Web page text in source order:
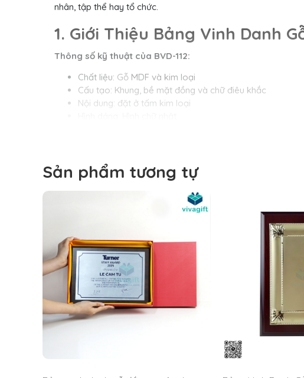
nhân, tập thể hay tổ chức.
1. Giới Thiệu Bảng Vinh Danh
Thông số kỹ thuật của BVD-112:
Chất liệu: Gỗ MDF và kim loại
Cấu tạo: Khung, bề mặt đồng và chữ điêu khắc
Nội dung: đặt ở tấm kim loại
Số lượng lớn giá ưu đãi tại xưởng
Sản phẩm tương tự